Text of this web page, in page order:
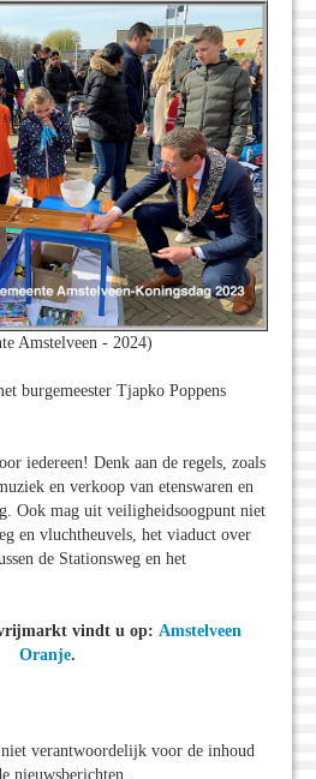
Amstelveen - 2024)
burgemeester Tjapko Poppens
iedereen! Denk aan de regels, zoals
en verkoop van etenswaren en
Ook mag uit veiligheidsoogpunt niet
en vluchtheuvels, het viaduct over
de Stationsweg en het
vindt u op: Amstelveen
Oranje.
verantwoordelijk voor de inhoud
nieuwsberichten.